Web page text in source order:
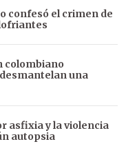
confesó el crimen de
colombiano
una
asfixia y la violencia
autopsia